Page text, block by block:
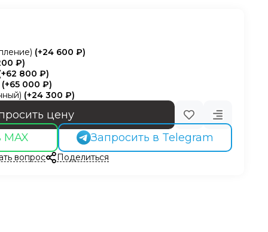
(+24 600 ₽)
₽)
62 800 ₽)
(+65 000 ₽)
(+24 300 ₽)
цену
MAX
Запросить в Telegram
вопрос Поделиться